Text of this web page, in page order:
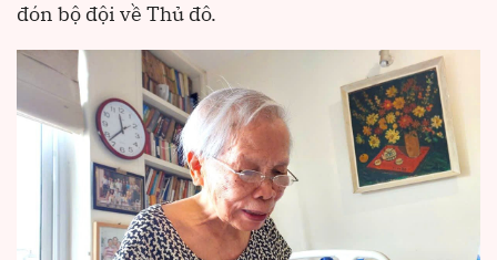
đón bộ đội về Thủ đô.